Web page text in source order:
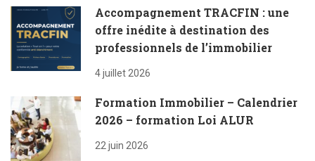
Accompagnement TRACFIN : une
offre inédite à destination des
professionnels de l’immobilier
4 juillet 2026
Formation Immobilier – Calendrier
2026 – formation Loi ALUR
22 juin 2026